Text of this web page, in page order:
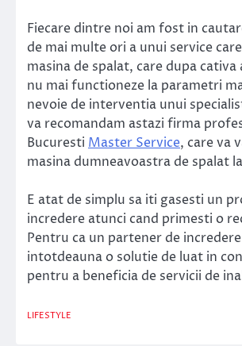
Fiecare dintre noi am fost in
de mai multe ori a unui service
masina de spalat, care dupa cativa
nu mai functioneze la parametri
nevoie de interventia unui
va recomandam astazi firma
Bucuresti Master Service, care va
masina dumneavoastra de spalat
E atat de simplu sa iti gasesti un
incredere atunci cand primesti o
Pentru ca un partener de
intotdeauna o solutie de luat in
pentru a beneficia de servicii de
LIFESTYLE